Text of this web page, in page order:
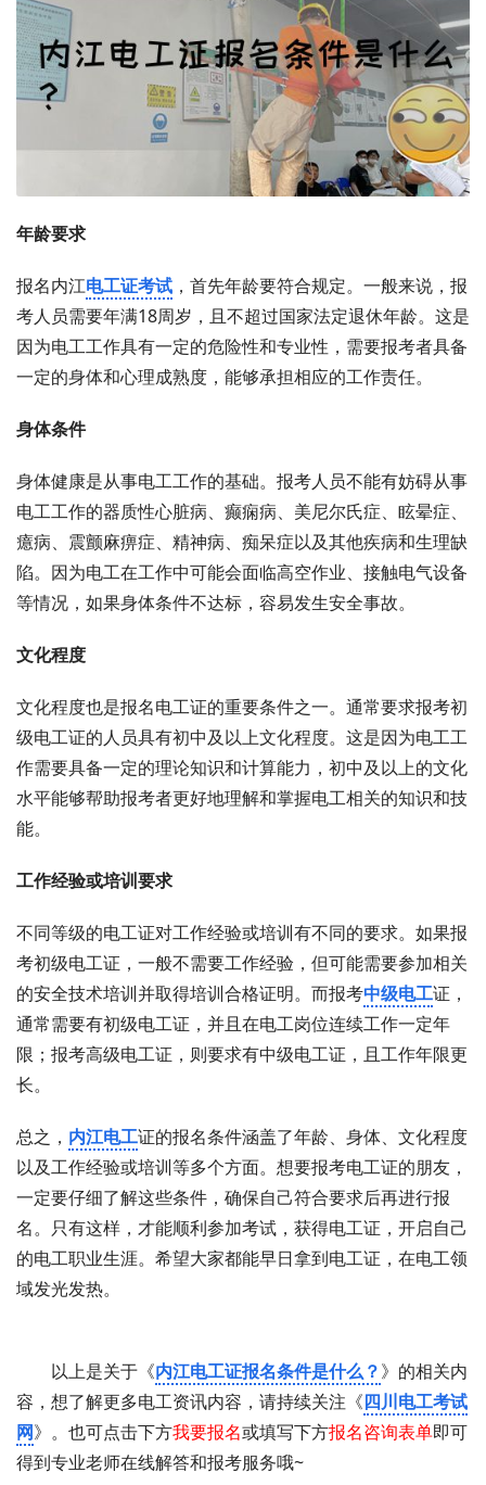
年龄要求
报名内江电工证考试 ，首先年龄要符合规定。一般来说，报
考人员需要年满18周岁，且不超过国家法定退休年龄。这是
因为电工工作具有一定的危险性和专业性，需要报考者具备
一定的身体和心理成熟度，能够承担相应的工作责任。
身体条件
身体健康是从事电工工作的基础。报考人员不能有妨碍从事
电工工作的器质性心脏病、癫痫病、美尼尔氏症、眩晕症、
癔病、震颤麻痹症、精神病、痴呆症以及其他疾病和生理缺
陷。因为电工在工作中可能会面临高空作业、接触电气设备
等情况，如果身体条件不达标，容易发生安全事故。
文化程度
文化程度也是报名电工证的重要条件之一。通常要求报考初
级电工证的人员具有初中及以上文化程度。这是因为电工工
作需要具备一定的理论知识和计算能力，初中及以上的文化
水平能够帮助报考者更好地理解和掌握电工相关的知识和技
能。
工作经验或培训要求
不同等级的电工证对工作经验或培训有不同的要求。如果报
考初级电工证，一般不需要工作经验，但可能需要参加相关
的安全技术培训并取得培训合格证明。而报考中级电工证，
通常需要有初级电工证，并且在电工岗位连续工作一定年
限；报考高级电工证，则要求有中级电工证，且工作年限更
长。
总之， 内江电工证的报名条件涵盖了年龄、身体、文化程度
以及工作经验或培训等多个方面。想要报考电工证的朋友，
一定要仔细了解这些条件，确保自己符合要求后再进行报
名。只有这样，才能顺利参加考试，获得电工证，开启自己
的电工职业生涯。希望大家都能早日拿到电工证，在电工领
域发光发热。
以上是关于《内江电工证报名条件是什么？》的相关内
容，想了解更多电工资讯内容，请持续关注《四川电工考试
网》。也可点击下方我要报名或填写下方报名咨询表单即可
得到专业老师在线解答和报考服务哦~